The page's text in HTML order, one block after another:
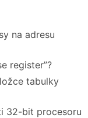
na adresu
register”?
tabulky
32-bit procesoru